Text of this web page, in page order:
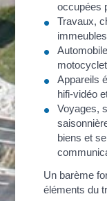
occupées
Travaux,
Appareils
hifi-vidéo
Voyages,
biens et
Un barème
éléments du